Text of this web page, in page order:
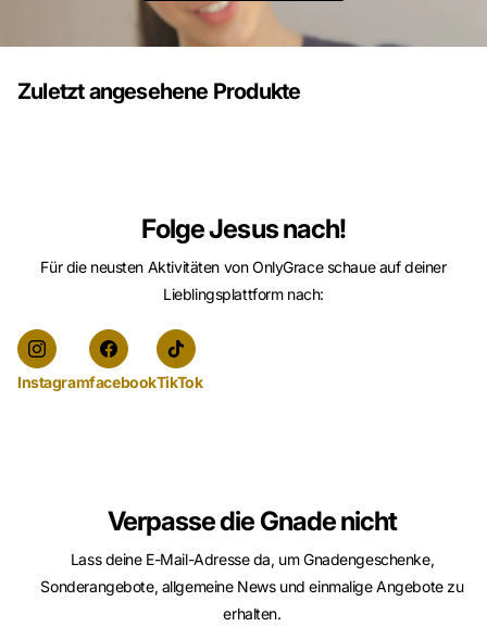
Zuletzt angesehene Produkte
Folge Jesus nach!
Für die neusten Aktivitäten von OnlyGrace schaue auf deiner
Lieblingsplattform nach:
InstagramfacebookTikTok
Verpasse die Gnade nicht
Lass deine E-Mail-Adresse da, um Gnadengeschenke,
Sonderangebote, allgemeine News und einmalige Angebote zu
erhalten.